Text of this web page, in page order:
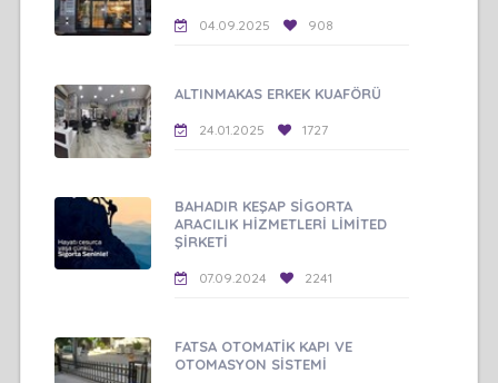
04.09.2025 908
ALTINMAKAS ERKEK KUAFÖRÜ
24.01.2025 1727
BAHADIR KEŞAP SİGORTA
ARACILIK HİZMETLERİ LİMİTED
ŞİRKETİ
07.09.2024 2241
FATSA OTOMATİK KAPI VE
OTOMASYON SİSTEMİ